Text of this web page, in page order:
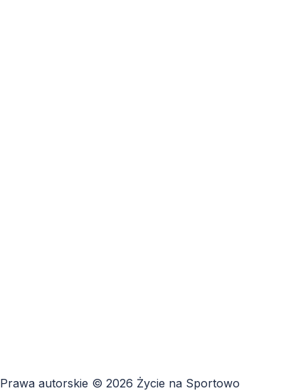
Prawa autorskie © 2026 Życie na Sportowo